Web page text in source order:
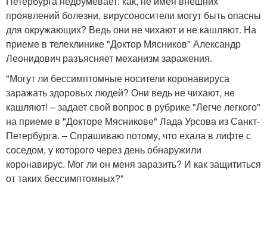
проявлений болезни, вирусоносители могут быть опасны
для окружающих? Ведь они не чихают и не кашляют. На
приеме в телеклинике "Доктор Мясников" Александр
Леонидович разъясняет механизм заражения.
"Могут ли бессимптомные носители коронавируса
заражать здоровых людей? Они ведь не чихают, не
кашляют! – задает свой вопрос в рубрике "Легче легкого"
на приеме в "Докторе Мясникове" Лада Урсова из Санкт-
Петербурга. – Спрашиваю потому, что ехала в лифте с
соседом, у которого через день обнаружили
коронавирус. Мог ли он меня заразить? И как защититься
от таких бессимптомных?"